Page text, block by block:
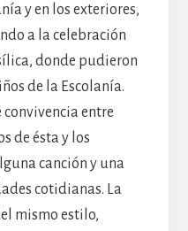
y en los exteriores,
a la celebración
donde pudieron
de la Escolanía.
convivencia entre
de ésta y los
canción y una
cotidianas. La
mismo estilo,